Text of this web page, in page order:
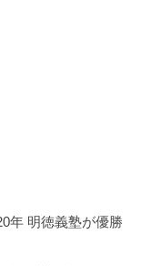
年 明徳義塾が優勝